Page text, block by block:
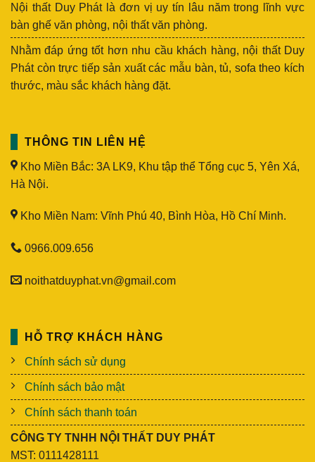
Nội thất Duy Phát là đơn vị uy tín lâu năm trong lĩnh vực
bàn ghế văn phòng, nội thất văn phòng.
Nhằm đáp ứng tốt hơn nhu cầu khách hàng, nội thất Duy
Phát còn trực tiếp sản xuất các mẫu bàn, tủ, sofa theo kích
thước, màu sắc khách hàng đặt.
THÔNG TIN LIÊN HỆ
Kho Miền Bắc: 3A LK9, Khu tập thể Tổng cục 5, Yên Xá,
Hà Nội.
Kho Miền Nam: Vĩnh Phú 40, Bình Hòa, Hồ Chí Minh.
0966.009.656
noithatduyphat.vn@gmail.com
HỖ TRỢ KHÁCH HÀNG
Chính sách sử dụng
Chính sách bảo mật
Chính sách thanh toán
CÔNG TY TNHH NỘI THẤT DUY PHÁT
MST: 0111428111